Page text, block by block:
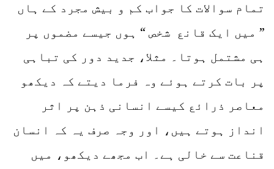
تمام سوالات کا جواب کم و بیش مجرد کے ہاں
” میں ایک قانع شخص “ ہوں جیسے مضموں پر
ہی مشتمل ہوتا۔ مثلا، جدید دور کی تباہی
پر بات کرتے ہوئے وہ فرما دیتے کہ دیکھو
معاصر ذرائع کیسے انسانی ذہن پر اثر
انداز ہوتے ہیں، اور وجہ صرف یہ کہ انسان
قناعت سے خالی ہے۔ اب مجھے دیکھو، میں